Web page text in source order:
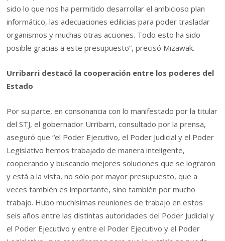
sido lo que nos ha permitido desarrollar el ambicioso plan
informático, las adecuaciones edilicias para poder trasladar
organismos y muchas otras acciones. Todo esto ha sido
posible gracias a este presupuesto”, precisó Mizawak.
Urribarri destacó la cooperación entre los poderes del
Estado
Por su parte, en consonancia con lo manifestado por la titular
del STJ, el gobernador Urribarri, consultado por la prensa,
aseguró que “el Poder Ejecutivo, el Poder Judicial y el Poder
Legislativo hemos trabajado de manera inteligente,
cooperando y buscando mejores soluciones que se lograron
y está a la vista, no sólo por mayor presupuesto, que a
veces también es importante, sino también por mucho
trabajo. Hubo muchísimas reuniones de trabajo en estos
seis años entre las distintas autoridades del Poder Judicial y
el Poder Ejecutivo y entre el Poder Ejecutivo y el Poder